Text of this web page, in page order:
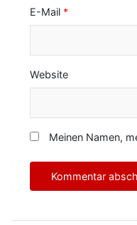
E-Mail *
Website
Meinen Namen,